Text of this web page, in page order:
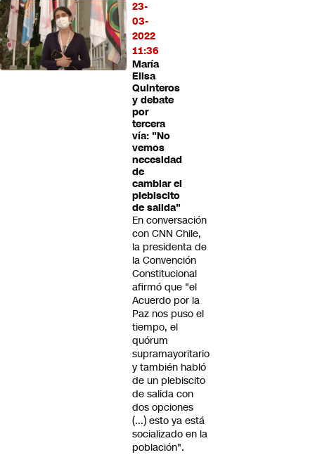
23-
03-
2022
11:36
María
Elisa
Quinteros
y debate
por
tercera
vía: "No
vemos
necesidad
de
cambiar el
plebiscito
de salida"
En conversación
con CNN Chile,
la presidenta de
la Convención
Constitucional
afirmó que "el
Acuerdo por la
Paz nos puso el
tiempo, el
quórum
supramayoritario
y también habló
de un plebiscito
de salida con
dos opciones
(...) esto ya está
socializado en la
población".